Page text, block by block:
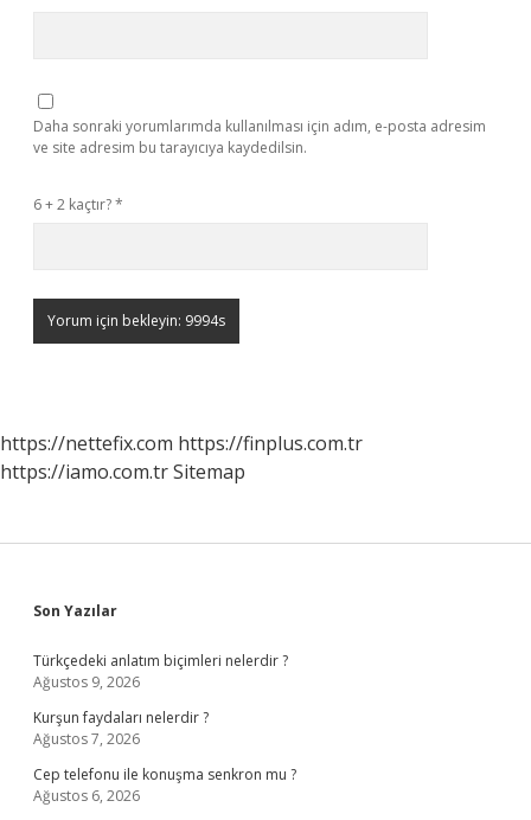
Daha sonraki yorumlarımda kullanılması için adım, e-posta adresim
ve site adresim bu tarayıcıya kaydedilsin.
6 + 2 kaçtır?*
https://nettefix.com https://finplus.com.tr
https://iamo.com.trSitemap
Sidebar
Son Yazılar
Türkçedeki anlatım biçimleri nelerdir ?
Ağustos 9, 2026
Kurşun faydaları nelerdir ?
Ağustos 7, 2026
Cep telefonu ile konuşma senkron mu ?
Ağustos 6, 2026